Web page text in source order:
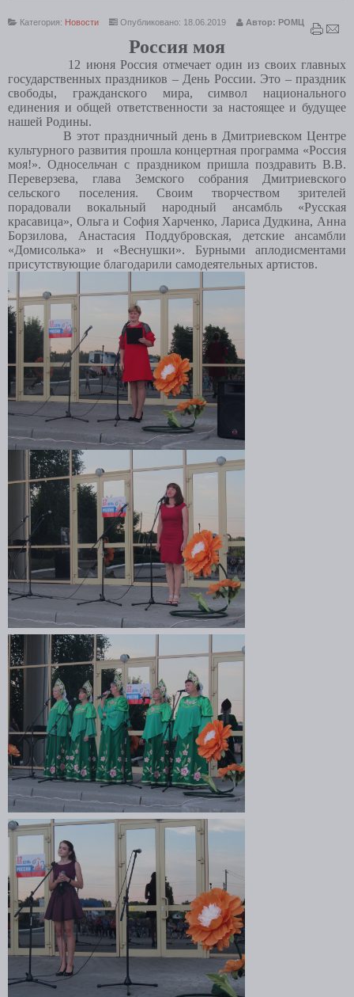
Категория: Новости Опубликовано: 18.06.2019 Автор: РОМЦ
Россия моя
12 июня Россия отмечает один из своих главных
государственных праздников – День России. Это – праздник
свободы, гражданского мира, символ национального
единения и общей ответственности за настоящее и будущее
нашей Родины.
В этот праздничный день в Дмитриевском Центре
культурного развития прошла концертная программа «Россия
моя!». Односельчан с праздником пришла поздравить В.В.
Переверзева, глава Земского собрания Дмитриевского
сельского поселения. Своим творчеством зрителей
порадовали вокальный народный ансамбль «Русская
красавица», Ольга и София Харченко, Лариса Дудкина, Анна
Борзилова, Анастасия Поддубровская, детские ансамбли
«Домисолька» и «Веснушки». Бурными аплодисментами
присутствующие благодарили самодеятельных артистов.